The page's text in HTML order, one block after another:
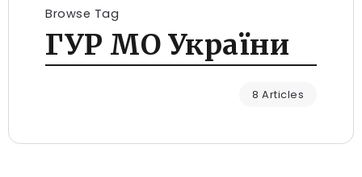
Browse Tag
ГУР МО України
8 Articles